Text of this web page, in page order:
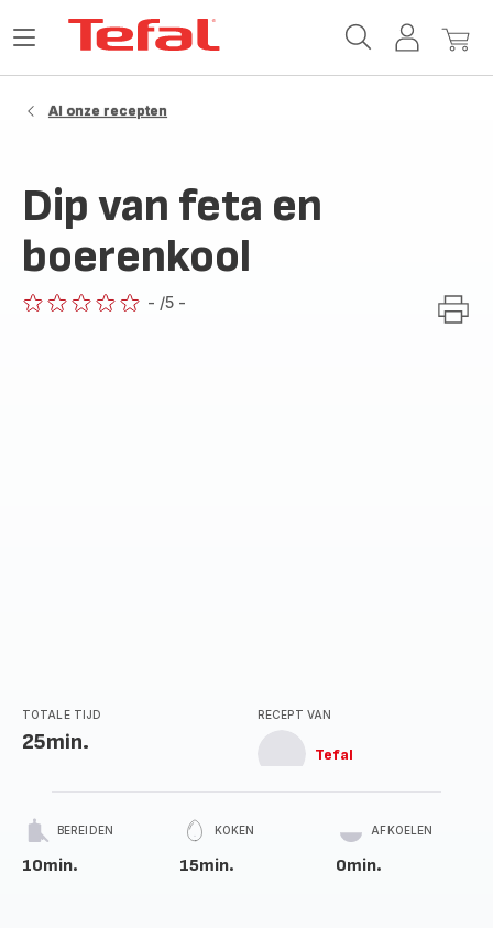
MijnMijn
Open
Al onze recepten
Dip van feta en
boerenkool
- /5 -
TOTALE TIJD
25min.
RECEPT VAN
Tefal
BEREIDEN
10min.
KOKEN
15min.
AFKOELEN
0min.